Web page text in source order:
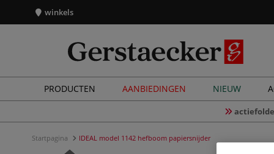
winkels
PRODUCTEN AANBIEDINGEN NIEUW
Startpagina IDEAL model 1142 hefboom papiersnijder